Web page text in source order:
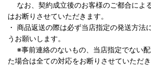
なお、契約成立後のお客様のご都合によ
はお断りさせていただきます。
・ 商品返送の際は必ず当店指定の発送方法
うお願いします。
※事前連絡のないもの、当店指定でない
た場合は全ての対応をお断りさせていただき